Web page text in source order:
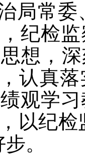
局常
纪检
想，
认真
观学
以纪
。